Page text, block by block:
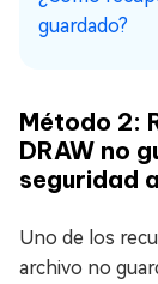
guardado?
Método 2:
DRAW no
seguridad
Uno de los
archivo no